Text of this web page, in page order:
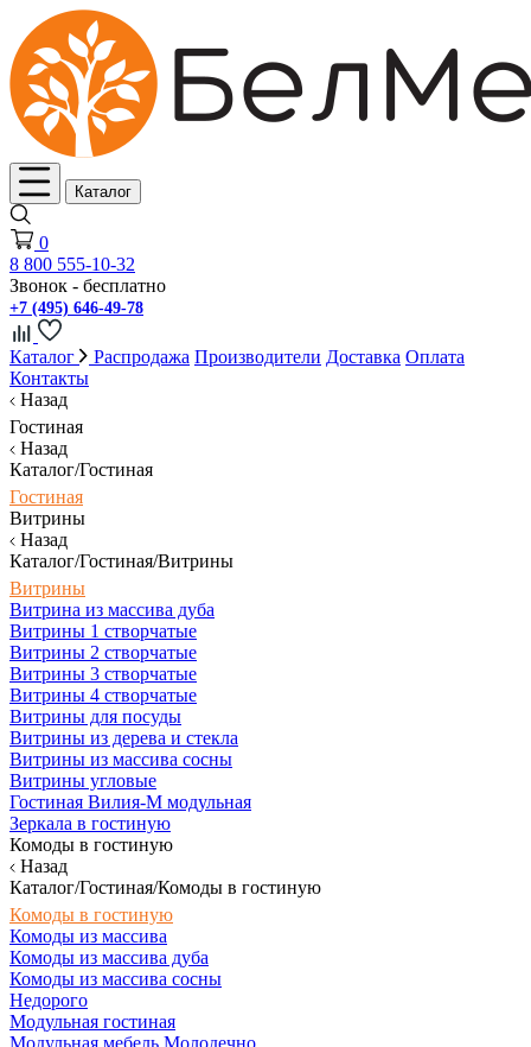
Каталог
0
8 800 555-10-32
Звонок - бесплатно
+7 (495) 646-49-78
Каталог Распродажа Производители Доставка Оплата
Контакты
Назад
Гостиная
Назад
Каталог/Гостиная
Гостиная
Витрины
Назад
Каталог/Гостиная/Витрины
Витрины
Витрина из массива дуба
Витрины 1 створчатые
Витрины 2 створчатые
Витрины 3 створчатые
Витрины 4 створчатые
Витрины для посуды
Витрины из дерева и стекла
Витрины из массива сосны
Витрины угловые
Гостиная Вилия-М модульная
Зеркала в гостиную
Комоды в гостиную
Назад
Каталог/Гостиная/Комоды в гостиную
Комоды в гостиную
Комоды из массива
Комоды из массива дуба
Комоды из массива сосны
Недорого
Модульная гостиная
Модульная мебель Молодечно